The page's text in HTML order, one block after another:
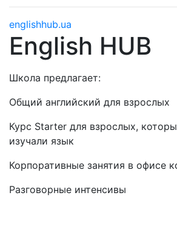
englishhub.ua
English HUB
Школа предлагает:
Общий английский для взрослых
Курс Starter для взрослых,
изучали язык
Корпоративные занятия в офисе
Разговорные интенсивы